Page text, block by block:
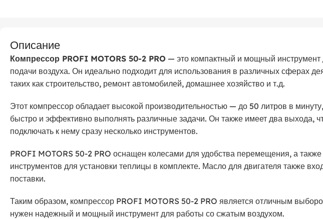
Описание
Компрессор PROFI MOTORS 50-2 PRO — это компактный и мощный инструмент
подачи воздуха. Он идеально подходит для использования в различных сферах
таких как строительство, ремонт автомобилей, домашнее хозяйство и т.д.
Этот компрессор обладает высокой производительностью — до 50 литров в
быстро и эффективно выполнять различные задачи. Он также имеет два выхода,
подключать к нему сразу несколько инструментов.
PROFI MOTORS 50-2 PRO оснащен колесами для удобства перемещения, а
инструментов для установки теплицы в комплекте. Масло для двигателя также
поставки.
Таким образом, компрессор PROFI MOTORS 50-2 PRO является отличным
нужен надежный и мощный инструмент для работы со сжатым воздухом.